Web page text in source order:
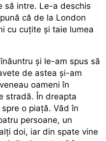
să intre. Le-a deschis
că de la London
cu cuțite și taie lumea
și le-am spus să
de astea și-am
oameni în
stradă. În dreapta
o piață. Văd în
persoane, un
doi, iar din spate vine